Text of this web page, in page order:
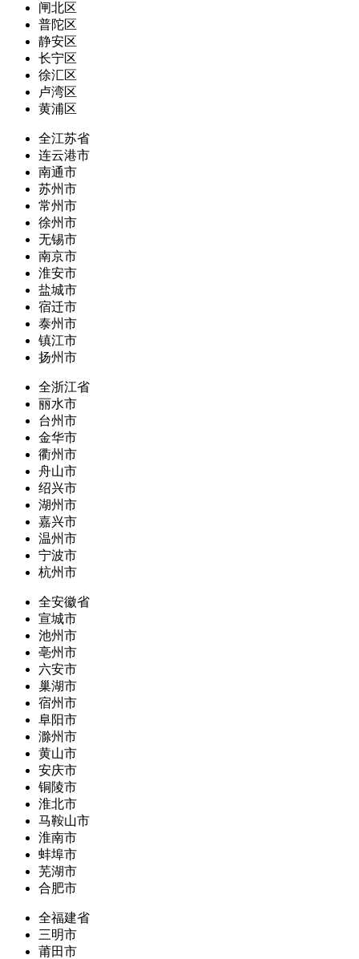
闸北区
普陀区
静安区
长宁区
徐汇区
卢湾区
黄浦区
全江苏省
连云港市
南通市
苏州市
常州市
徐州市
无锡市
南京市
淮安市
盐城市
宿迁市
泰州市
镇江市
扬州市
全浙江省
丽水市
台州市
金华市
衢州市
舟山市
绍兴市
湖州市
嘉兴市
温州市
宁波市
杭州市
全安徽省
宣城市
池州市
亳州市
六安市
巢湖市
宿州市
阜阳市
滁州市
黄山市
安庆市
铜陵市
淮北市
马鞍山市
淮南市
蚌埠市
芜湖市
合肥市
全福建省
三明市
莆田市